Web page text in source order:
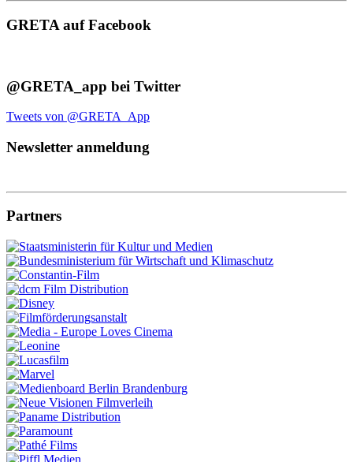
GRETA auf Facebook
@GRETA_app bei Twitter
Tweets von @GRETA_App
Newsletter anmeldung
Partners